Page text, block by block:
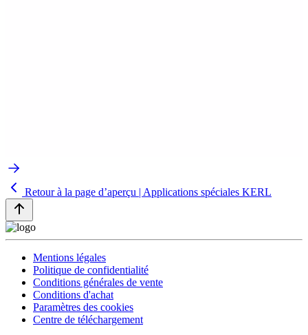
Retour à la page d’aperçu | Applications spéciales KERL
Mentions légales
Politique de confidentialité
Conditions générales de vente
Conditions d'achat
Paramètres des cookies
Centre de téléchargement